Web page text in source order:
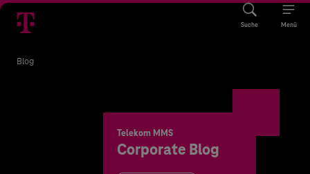
Suche Menü
Blog
Telekom MMS
Corporate Blog